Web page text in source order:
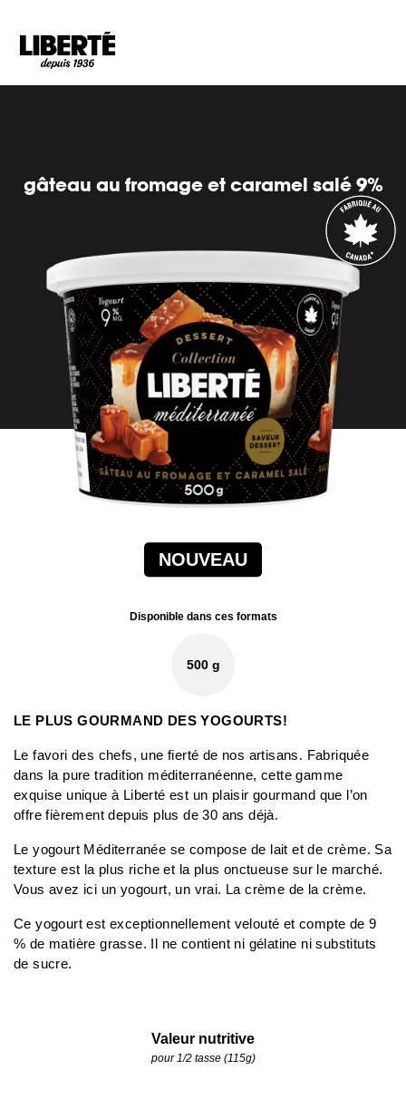
gâteau au fromage et caramel salé 9%
NOUVEAU
Disponible dans ces formats
500 g
LE PLUS GOURMAND DES YOGOURTS!
Le favori des chefs, une fierté de nos artisans. Fabriquée
dans la pure tradition méditerranéenne, cette gamme
exquise unique à Liberté est un plaisir gourmand que l’on
offre fièrement depuis plus de 30 ans déjà.
Le yogourt Méditerranée se compose de lait et de crème. Sa
texture est la plus riche et la plus onctueuse sur le marché.
Vous avez ici un yogourt, un vrai. La crème de la crème.
Ce yogourt est exceptionnellement velouté et compte de 9
% de matière grasse. Il ne contient ni gélatine ni substituts
de sucre.
Valeur nutritive
pour 1/2 tasse (115g)